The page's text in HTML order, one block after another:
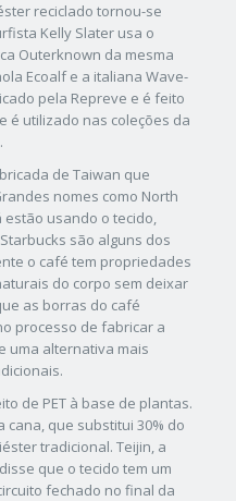
reciclado tornou-se
Kelly Slater usa o
Outerknown da mesma
Ecoalf e a italiana Wave-
pela Repreve e é feito
é utilizado nas coleções da
de Taiwan que
nomes como North
estão usando o tecido,
são alguns dos
o café tem propriedades
do corpo sem deixar
as borras do café
processo de fabricar a
uma alternativa mais
de PET à base de plantas.
cana, que substitui 30% do
tradicional. Teijin, a
que o tecido tem um
fechado no final da